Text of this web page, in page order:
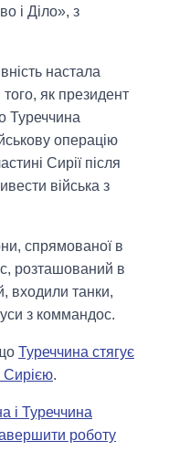
і Діло», з
настала
того, як президент
Туреччина
операцію
Сирії після
війська з
спрямованої в
розташований в
входили танки,
з коммандос.
Туреччина стягує
Сирією.
і Туреччина
роботу